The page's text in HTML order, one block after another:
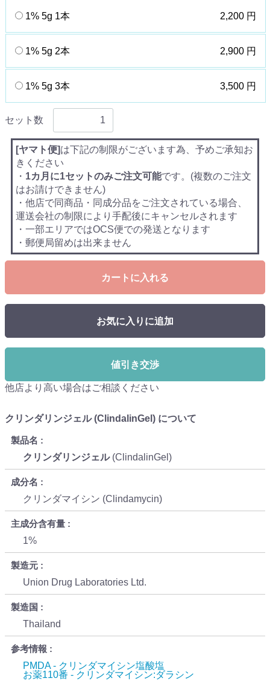
1% 5g 1本 2,200 円
1% 5g 2本 2,900 円
1% 5g 3本 3,500 円
セット数
[ヤマト便]は下記の制限がございます為、予めご承知お
きください
・ 1カ月に1セットのみご注文可能です。(複数のご注文
はお請けできません)
・他店で同商品・同成分品をご注文されている場合、
運送会社の制限により手配後にキャンセルされます
・一部エリアではOCS便での発送となります
・郵便局留めは出来ません
カートに入れる
お気に入りに追加
値引き交渉
他店より高い場合はご相談ください
クリンダリンジェル (ClindalinGel) について
製品名
クリンダリンジェル(ClindalinGel)
成分名
クリンダマイシン (Clindamycin)
主成分含有量
1%
製造元
Union Drug Laboratories Ltd.
製造国
Thailand
参考情報
PMDA - クリンダマイシン塩酸塩
お薬110番 - クリンダマイシン:ダラシン